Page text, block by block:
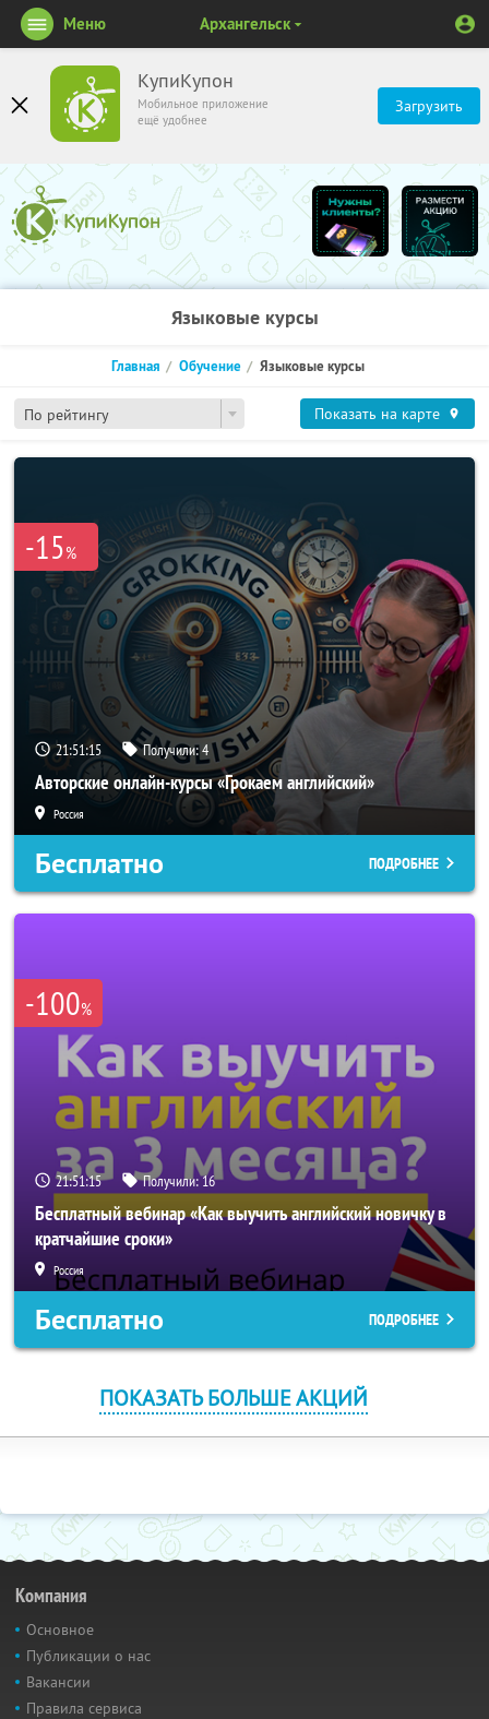
КупиКупон
Мобильное приложение
ещё удобнее
Загрузить
Меню Архангельск
Языковые курсы
По рейтингу
Главная Обучение Языковые курсы
Показать на карте
-15%
21:51:15 Получили:4
Авторские онлайн-курсы «Грокаем английский»
Россия
Бесплатно ПОДРОБНЕЕ
-100%
21:51:15 Получили:16
Бесплатный вебинар «Как выучить английский новичку в
кратчайшие сроки»
Россия
Бесплатно ПОДРОБНЕЕ
ПОКАЗАТЬ БОЛЬШЕ АКЦИЙ
Компания
Основное
Публикации о нас
Вакансии
Правила сервиса